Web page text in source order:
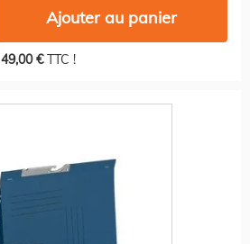
Ajouter au panier
49,00 €TTC !